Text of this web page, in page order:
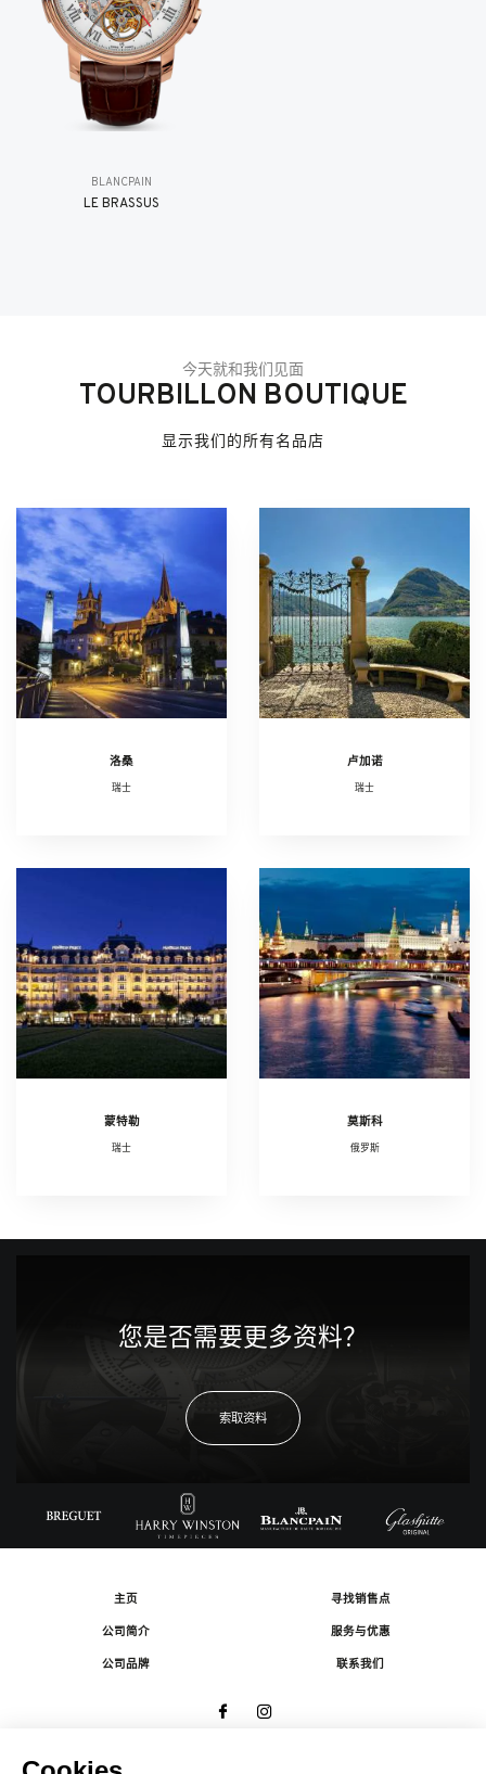
BLANCPAIN
LE BRASSUS
今天就和我们见面
TOURBILLON BOUTIQUE
显示我们的所有名品店
洛桑
瑞士
卢加诺
瑞士
蒙特勒
瑞士
莫斯科
俄罗斯
您是否需要更多资料？
索取资料
主页
公司简介
公司品牌
寻找销售点
服务与优惠
联系我们